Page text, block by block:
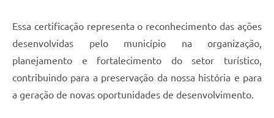
Essa certificação representa o reconhecimento das ações
desenvolvidas pelo município na organização,
planejamento e fortalecimento do setor turístico,
contribuindo para a preservação da nossa história e para
a geração de novas oportunidades de desenvolvimento.